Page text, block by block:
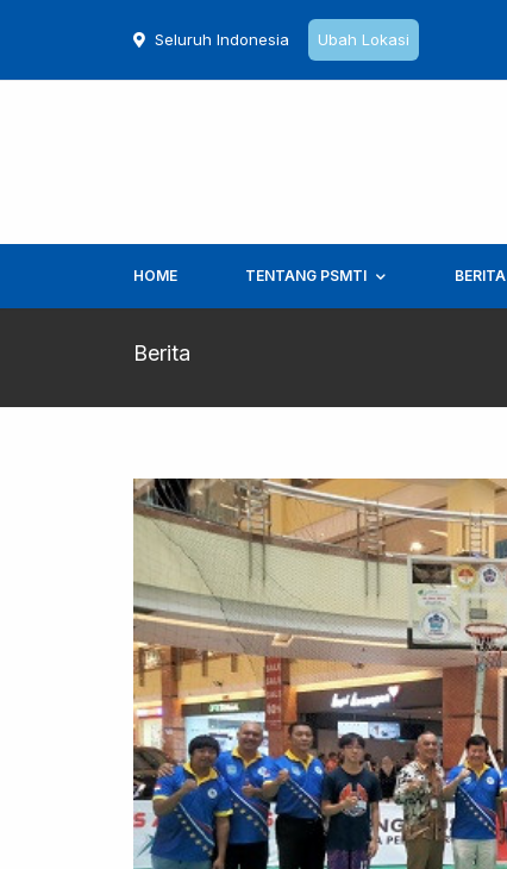
Seluruh Indonesia Ubah Lokasi
HOME TENTANG PSMTI BERITA
Berita